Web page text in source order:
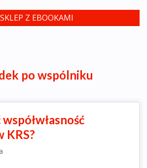
SKLEP Z EBOOKAMI
po wspólniku
KRS?